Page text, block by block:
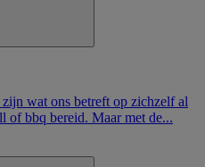
wat ons betreft op zichzelf al
of bbq bereid. Maar met de...